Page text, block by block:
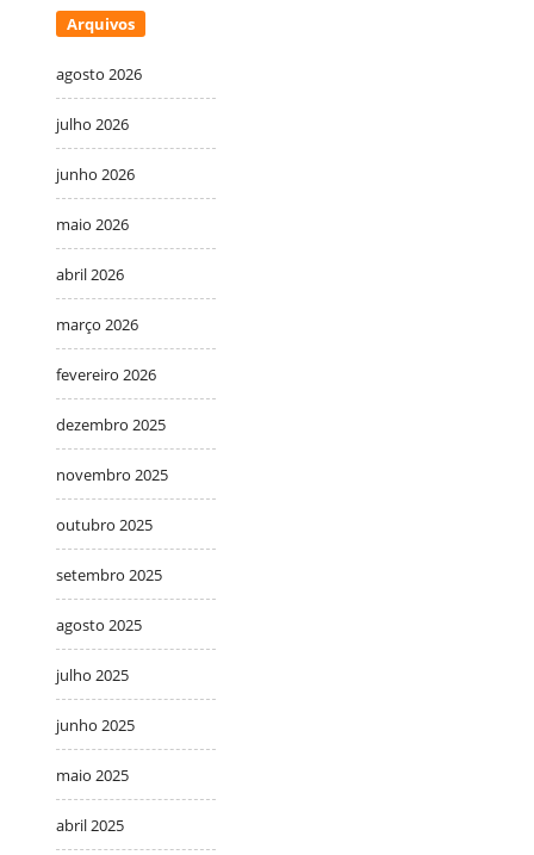
Arquivos
agosto 2026
julho 2026
junho 2026
maio 2026
abril 2026
março 2026
fevereiro 2026
dezembro 2025
novembro 2025
outubro 2025
setembro 2025
agosto 2025
julho 2025
junho 2025
maio 2025
abril 2025